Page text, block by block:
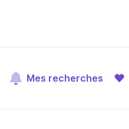
Mes recherches